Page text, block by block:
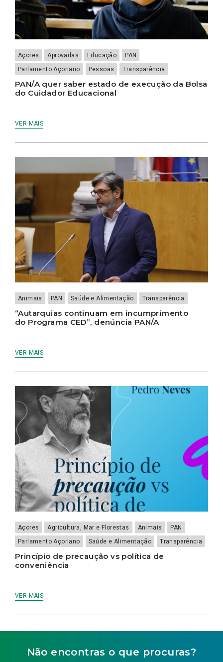
Açores Aprovadas Educação
PAN
Parlamento Açoriano
Pessoas Transparência
PAN/A quer saber estado de execução da Bolsa
do Cuidador Educacional
VER MAIS
Animais PAN Saúde e Alimentação Transparência
“Autarquias continuam em incumprimento
do Programa CED”, denúncia PAN/A
VER MAIS
Açores Agricultura, Mar e Florestas Animais
PAN
Parlamento Açoriano
Saúde e Alimentação Transparência
Princípio de precaução vs política de
conveniência
VER MAIS
Não encontras o que procuras?